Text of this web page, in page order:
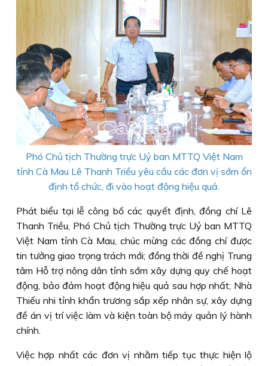
Phó Chủ tịch Thường trực Uỷ ban MTTQ Việt Nam
tỉnh Cà Mau Lê Thanh Triều yêu cầu các đơn vị sớm ổn
định tổ chức, đi vào hoạt động hiệu quả.
Phát biểu tại lễ công bố các quyết định, đồng chí Lê
Thanh Triều, Phó Chủ tịch Thường trực Uỷ ban MTTQ
Việt Nam tỉnh Cà Mau, chúc mừng các đồng chí được
tin tưởng giao trọng trách mới; đồng thời đề nghị Trung
tâm Hỗ trợ nông dân tỉnh sớm xây dựng quy chế hoạt
động, bảo đảm hoạt động hiệu quả sau hợp nhất; Nhà
Thiếu nhi tỉnh khẩn trương sắp xếp nhân sự, xây dựng
đề án vị trí việc làm và kiện toàn bộ máy quản lý hành
chính.
Việc hợp nhất các đơn vị nhằm tiếp tục thực hiện lộ